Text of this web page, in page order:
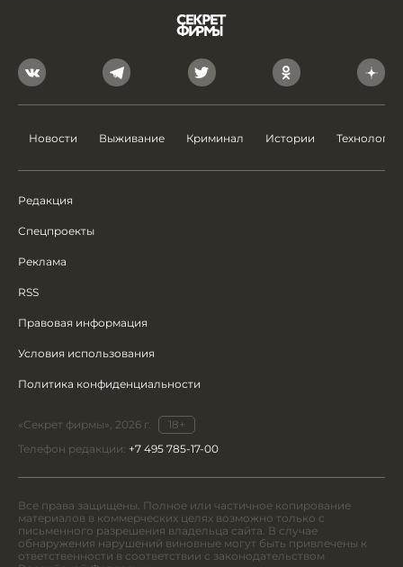
Новости Выживание Криминал Истории Технологии
Редакция
Спецпроекты
Реклама
RSS
Правовая информация
Условия использования
Политика конфиденциальности
«Секрет фирмы», 2026 г.
18+
Телефон редакции: +7 495 785-17-00
Все права защищены. Полное или частичное копирование
материалов в коммерческих целях возможно только с
письменного разрешения владельца сайта. В случае
обнаружения нарушений виновные могут быть привлечены к
ответственности в соответствии с законодательством